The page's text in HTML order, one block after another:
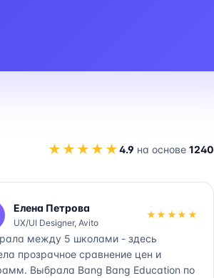
★★★★★4.9 на основе 1240
Елена Петрова
UX/UI Designer, Avito
★★★★★
между 5 школами - здесь
прозрачное сравнение цен и
Выбрала Bang Bang Education по